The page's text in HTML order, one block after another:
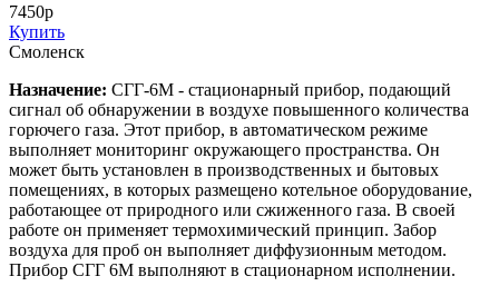
7450р
Купить
Смоленск
Назначение: СГГ-6М - стационарный прибор, подающий
сигнал об обнаружении в воздухе повышенного количества
горючего газа. Этот прибор, в автоматическом режиме
выполняет мониторинг окружающего пространства. Он
может быть установлен в производственных и бытовых
помещениях, в которых размещено котельное оборудование,
работающее от природного или сжиженного газа. В своей
работе он применяет термохимический принцип. Забор
воздуха для проб он выполняет диффузионным методом.
Прибор СГГ 6М выполняют в стационарном исполнении.